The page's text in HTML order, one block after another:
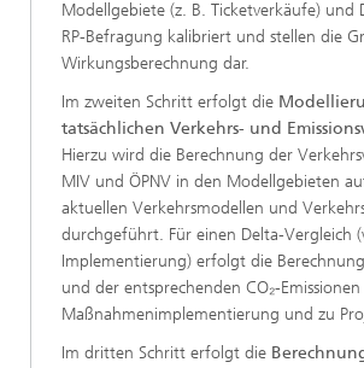
Modellgebiete (z. B. Ticketverkäufe) und
RP-Befragung kalibriert und stellen die
Wirkungsberechnung dar.
Im zweiten Schritt erfolgt die
tatsächlichen Verkehrs- und
Hierzu wird die Berechnung der
MIV und ÖPNV in den Modellgebieten
aktuellen Verkehrsmodellen und
durchgeführt. Für einen Delta-Vergleich
Implementierung) erfolgt die
und der entsprechenden CO₂-
Maßnahmenimplementierung und zu
Im dritten Schritt erfolgt die